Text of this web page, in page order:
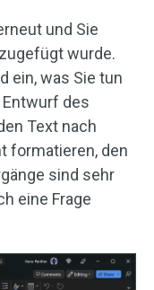
und Sie
wurde.
ein, was Sie tun
des
Text nach
formatieren, den
sind sehr
eine Frage